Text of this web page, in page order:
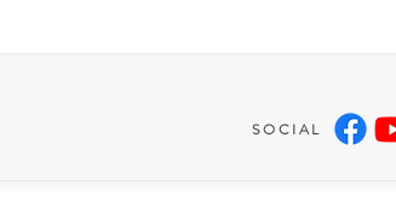
SOCIAL